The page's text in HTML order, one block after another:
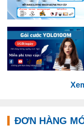
ĐƠN HÀNG